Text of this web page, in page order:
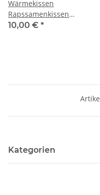
Wärmekissen
Rapssamenkissen
quadratisch "Anker" RK14
10,00 € *
Kategorien